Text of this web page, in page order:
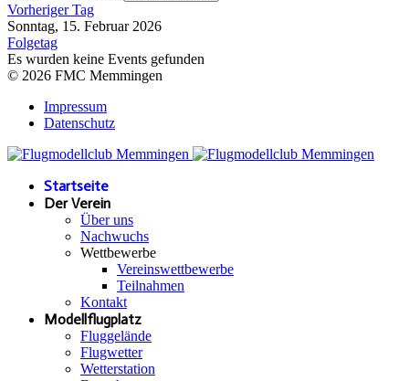
Vorheriger Tag
Sonntag, 15. Februar 2026
Folgetag
Es wurden keine Events gefunden
© 2026 FMC Memmingen
Impressum
Datenschutz
Startseite
Der Verein
Über uns
Nachwuchs
Wettbewerbe
Vereinswettbewerbe
Teilnahmen
Kontakt
Modellflugplatz
Fluggelände
Flugwetter
Wetterstation